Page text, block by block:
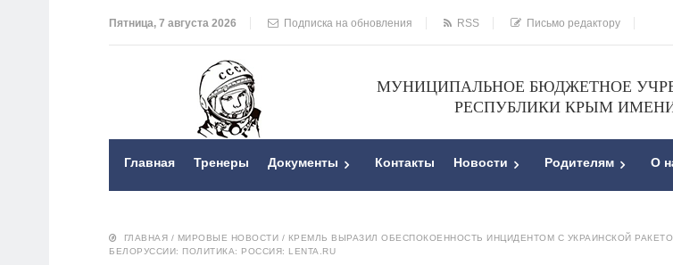
Пятница, 7 августа 2026 Подписка на обновления RSS Письмо редактору
МУНИЦИПАЛЬНОЕ БЮДЖЕТНОЕ
РЕСПУБЛИКИ КРЫМ
Главная Тренеры Документы Контакты Новости Родителям О
ГЛАВНАЯ / МИРОВЫЕ НОВОСТИ / КРЕМЛЬ ВЫРАЗИЛ ОБЕСПОКОЕННОСТЬ ИНЦИДЕНТОМ С УКРАИНСКОЙ
БЕЛОРУССИИ: ПОЛИТИКА: РОССИЯ: LENTA.RU